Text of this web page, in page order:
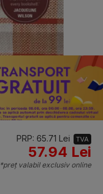
PRP: 65.71 Lei TVA
57.94 Lei
*preț valabil exclusiv online